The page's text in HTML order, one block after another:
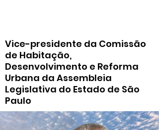
Vice-presidente da Comissão
de Habitação,
Desenvolvimento e Reforma
Urbana da Assembleia
Legislativa do Estado de São
Paulo